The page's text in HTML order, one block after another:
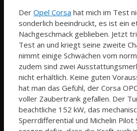
Der Opel Corsa hat mich im Test
sonderlich beeindruckt, es ist ein
Nachgeschmack geblieben. Jetzt
Test an und kriegt seine zweite
nimmt einige Schwächen vom
zudem sind zwei
nicht erhältlich. Keine guten
hat man das Gefühl, der Corsa
voller Zaubertrank gefallen. Der
beachtliche 152 kW, das
Sperrdifferential und Michelin Pilot